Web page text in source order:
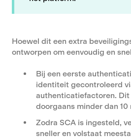
Hoewel dit een extra
ontworpen om eenvoudig en
Bij een eerste
identiteit gecontroleerd
authenticatiefactoren.
doorgaans minder dan 10
Zodra SCA is ingesteld,
sneller en volstaat